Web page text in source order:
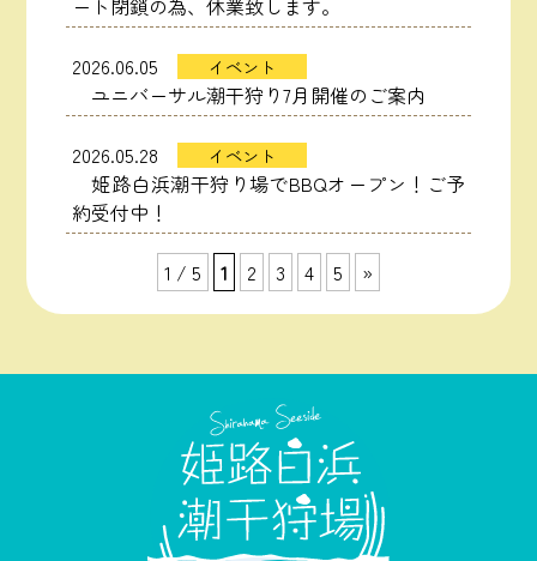
ート閉鎖の為、休業致します。
2026.06.05 イベント
ユニバーサル潮干狩り7月開催のご案内
2026.05.28 イベント
姫路白浜潮干狩り場でBBQオープン！ご予
約受付中！
1 / 5 1 2 3 4 5 »